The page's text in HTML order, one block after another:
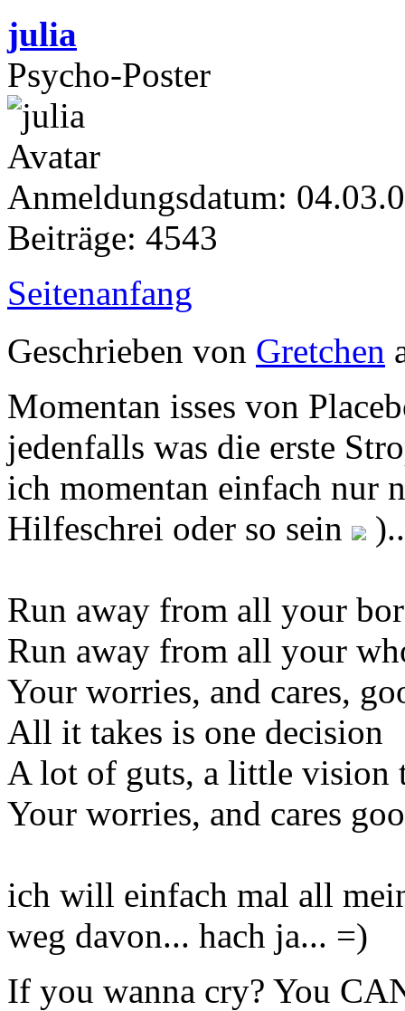
julia
Psycho-Poster
Anmeldungsdatum:
Beiträge: 4543
Seitenanfang
Geschrieben von Gretchen
Momentan isses von
jedenfalls was die erste
ich momentan einfach nur
Hilfeschrei oder so sein
Run away from all your
Run away from all your
Your worries, and cares,
All it takes is one decision
A lot of guts, a little vision
Your worries, and cares
ich will einfach mal all
weg davon... hach ja... =)
If you wanna cry? You